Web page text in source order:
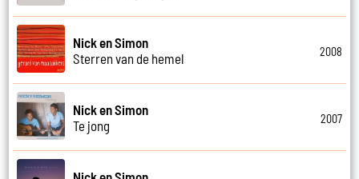
Nick en Simon
Sterren van de hemel
2008
Nick en Simon
Te jong
2007